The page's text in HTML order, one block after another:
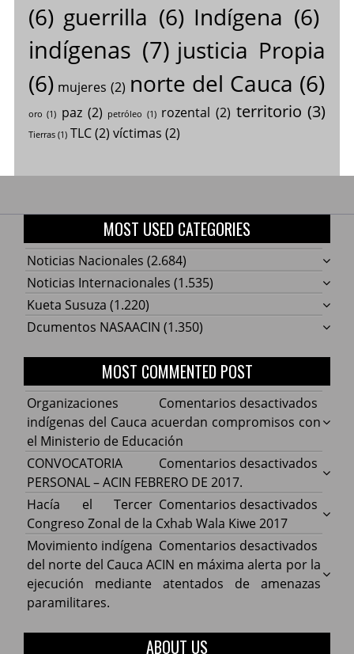
(6) guerrilla (6) Indígena (6)
indígenas (7) justicia Propia
(6) mujeres (2) norte del Cauca (6)
oro (1) paz (2) petróleo (1) rozental (2) territorio (3)
Tierras(1) TLC(2) víctimas (2)
MOST USED CATEGORIES
Noticias Nacionales (2.684)
Noticias Internacionales (1.535)
Kueta Susuza (1.220)
Dcumentos NASAACIN (1.350)
MOST COMMENTED POST
Comentarios desactivados
Cauca
con
de
Organizaciones
indígenas del Cauca acuerdan compromisos con
el Ministerio de Educación
Comentarios desactivados
ACIN
DE
CONVOCATORIA
PERSONAL – ACIN FEBRERO DE 2017.
Comentarios desactivados
Hacía
la
Hacía el Tercer
Congreso Zonal de la Cxhab Wala Kiwe 2017
Comentarios desactivados
Movimiento indígena
del norte del Cauca ACIN en máxima alerta por la
ejecución mediante atentados de amenazas
paramilitares.
ABOUT US